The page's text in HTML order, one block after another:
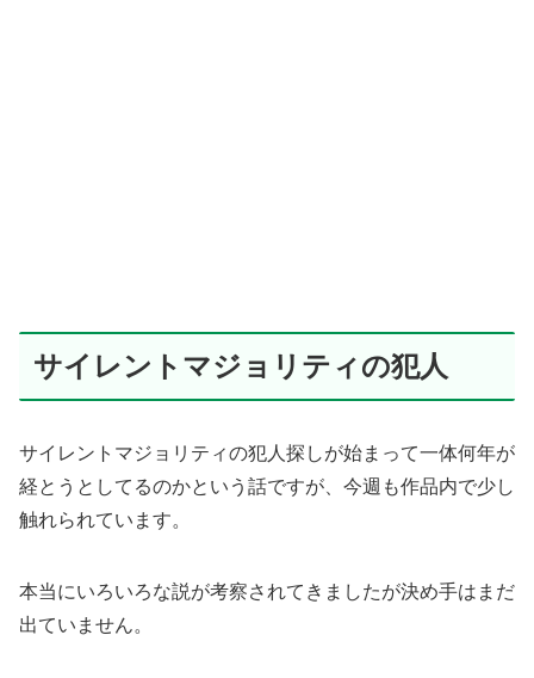
サイレントマジョリティの犯人
サイレントマジョリティの犯人探しが始まって一体何年が
経とうとしてるのかという話ですが、今週も作品内で少し
触れられています。
本当にいろいろな説が考察されてきましたが決め手はまだ
出ていません。